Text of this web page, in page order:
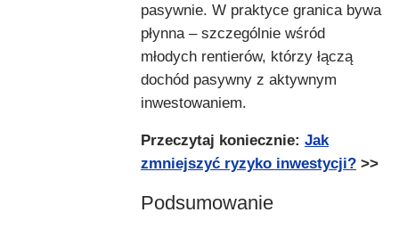
pasywnie. W praktyce granica bywa
płynna – szczególnie wśród
młodych rentierów, którzy łączą
dochód pasywny z aktywnym
inwestowaniem.
Przeczytaj koniecznie: Jak
zmniejszyć ryzyko inwestycji? >>
Podsumowanie